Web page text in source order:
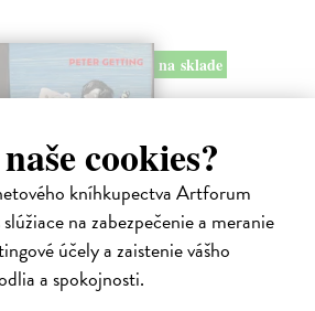
cookies?
kníhkupectva Artforum
na zabezpečenie a meranie
účely a zaistenie vášho
a spokojnosti.
na sklade